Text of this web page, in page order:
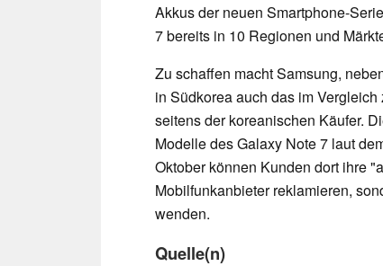
Akkus der neuen Smartphone-
7 bereits in 10 Regionen und
Zu schaffen macht Samsung,
in Südkorea auch das im
seitens der koreanischen Käufer.
Modelle des Galaxy Note 7 laut
Oktober können Kunden dort ihre
Mobilfunkanbieter reklamieren,
wenden.
Quelle(n)